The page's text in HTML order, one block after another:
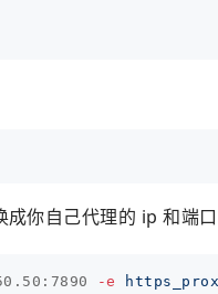
你自己代理的 ip 和端口
-e